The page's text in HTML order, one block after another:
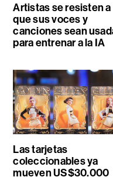
Artistas se resisten a
que sus voces y
canciones sean
para entrenar a la IA
Las tarjetas
coleccionables ya
mueven US$30.000